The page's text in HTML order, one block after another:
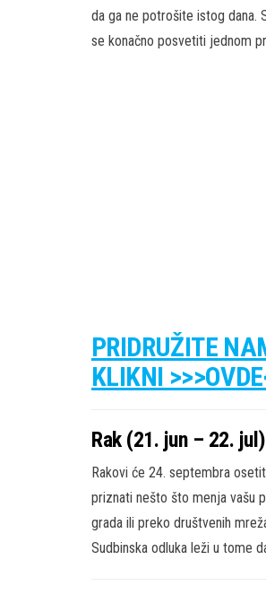
da ga ne potrošite istog dana.
se konačno posvetiti jednom
PRIDRUŽITE
KLIKNI
Rak (21. jun – 22. jul)
Rakovi će 24. septembra
priznati nešto što menja vašu
grada ili preko društvenih
Sudbinska odluka leži u tome